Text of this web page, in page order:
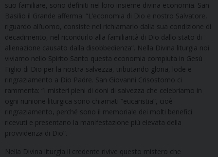
suo familiare, sono definiti nel loro insieme divina economia. San
Basilio il Grande afferma: “L’economia di Dio e nostro Salvatore,
riguardo all’uomo, consiste nel richiamarlo dalla sua condizione di
decadimento, nel ricondurlo alla familiarità di Dio dallo stato di
alienazione causato dalla disobbedienza”. Nella Divina liturgia noi
viviamo nello Spirito Santo questa economia compiuta in Gesù
Figlio di Dio per la nostra salvezza, tributando gloria, lode e
ringraziamento a Dio Padre. San Giovanni Crisostomo ci
rammenta: “I misteri pieni di doni di salvezza che celebriamo in
ogni riunione liturgica sono chiamati “eucaristia”, cioè
ringraziamento, perché sono il memoriale dei molti benefici
ricevuti e presentano la manifestazione più elevata della
provvidenza di Dio”.
Nella Divina liturgia il credente rivive questo mistero che